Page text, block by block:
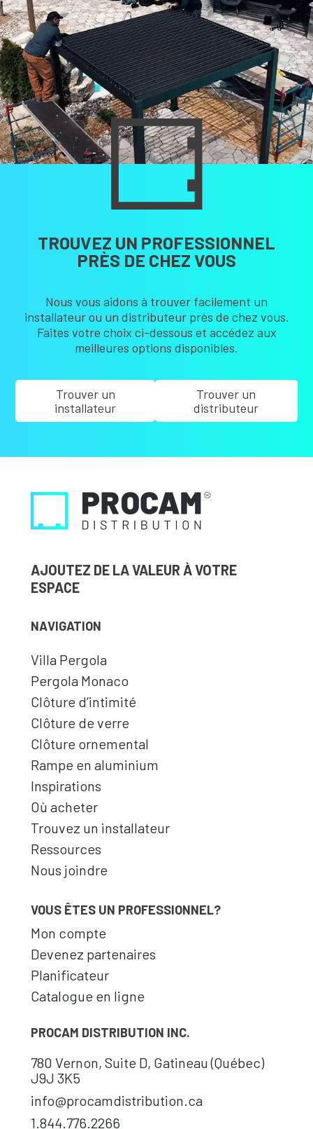
TROUVEZ UN PROFESSIONNEL
PRÈS DE CHEZ VOUS
Nous vous aidons à trouver facilement un
installateur ou un distributeur près de chez vous.
Faites votre choix ci-dessous et accédez aux
meilleures options disponibles.
Trouver un
installateur
Trouver un
distributeur
AJOUTEZ DE LA VALEUR À VOTRE
ESPACE
NAVIGATION
Villa Pergola
Pergola Monaco
Clôture d’intimité
Clôture de verre
Clôture ornemental
Rampe en aluminium
Inspirations
Où acheter
Trouvez un installateur
Ressources
Nous joindre
VOUS ÊTES UN PROFESSIONNEL?
Mon compte
Devenez partenaires
Planificateur
Catalogue en ligne
PROCAM DISTRIBUTION INC.
780 Vernon, Suite D, Gatineau (Québec)
J9J 3K5
info@procamdistribution.ca
1.844.776.2266